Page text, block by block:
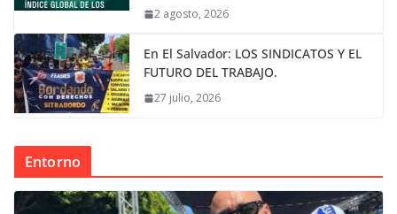
2 agosto, 2026
En El Salvador: LOS SINDICATOS Y EL
FUTURO DEL TRABAJO.
27 julio, 2026
Entorno